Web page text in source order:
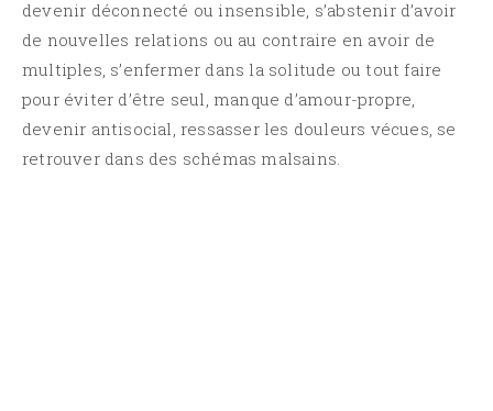
devenir déconnecté ou insensible, s’abstenir d’avoir
de nouvelles relations ou au contraire en avoir de
multiples, s’enfermer dans la solitude ou tout faire
pour éviter d’être seul, manque d’amour-propre,
devenir antisocial, ressasser les douleurs vécues, se
retrouver dans des schémas malsains.